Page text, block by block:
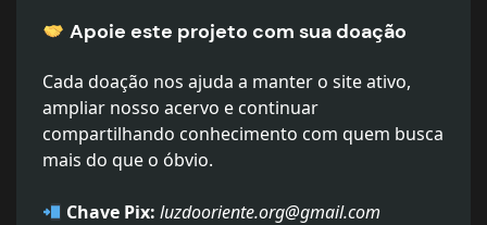
Apoie este projeto com sua doação
Cada doação nos ajuda a manter o site ativo,
ampliar nosso acervo e continuar
compartilhando conhecimento com quem busca
mais do que o óbvio.
Chave Pix: luzdooriente.org@gmail.com